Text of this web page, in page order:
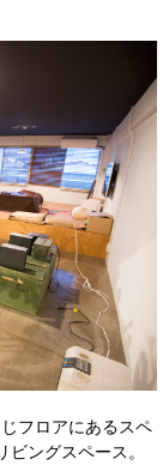
フロアにあるスペ
ングスペース。